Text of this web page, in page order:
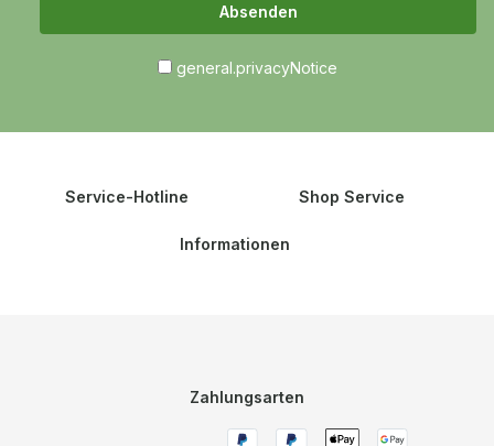
Absenden
general.privacyNotice
Service-Hotline Shop Service
Informationen
Zahlungsarten